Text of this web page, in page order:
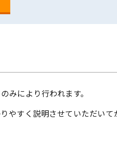
みにより行われます。
やすく説明させていただいて